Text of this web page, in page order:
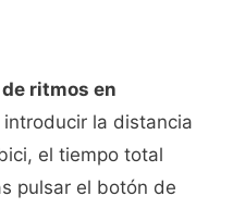
ritmos en
la distancia
el tiempo total
pulsar el botón de